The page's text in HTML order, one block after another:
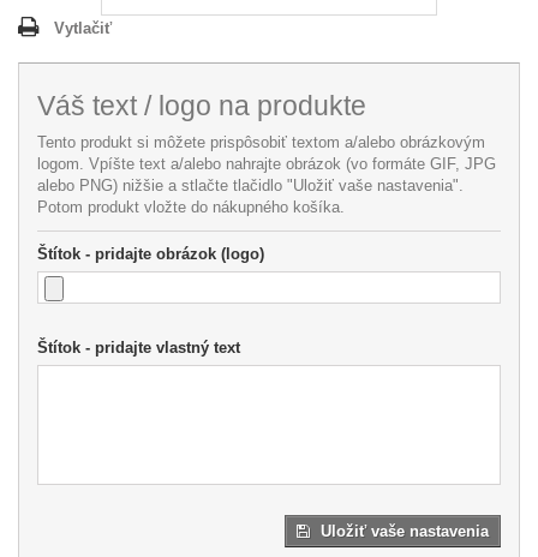
Vytlačiť
Váš text / logo na produkte
Tento produkt si môžete prispôsobiť textom a/alebo obrázkovým
logom. Vpíšte text a/alebo nahrajte obrázok (vo formáte GIF, JPG
alebo PNG) nižšie a stlačte tlačidlo "Uložiť vaše nastavenia".
Potom produkt vložte do nákupného košíka.
Štítok - pridajte obrázok (logo)
Štítok - pridajte vlastný text
Uložiť vaše nastavenia